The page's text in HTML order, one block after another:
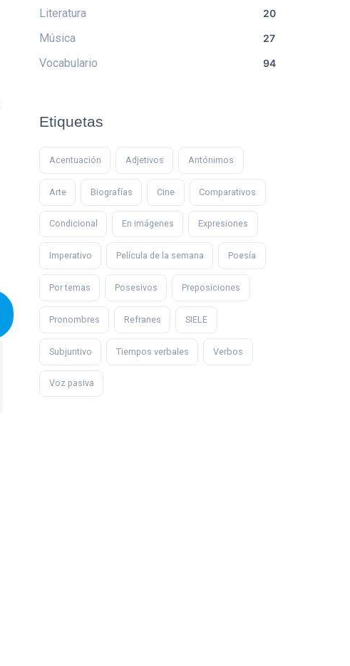
Literatura 20
Música 27
Vocabulario 94
Etiquetas
Acentuación Adjetivos Antónimos
Arte Biografías Cine Comparativos
Condicional En imágenes Expresiones
Imperativo Película de la semana Poesía
Por temas Posesivos Preposiciones
Pronombres Refranes SIELE
Subjuntivo Tiempos verbales Verbos
Voz pasiva